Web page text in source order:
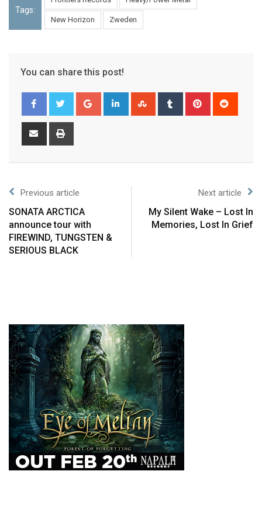
Tags:
New Horizon Zweden
You can share this post!
Previous article
SONATA ARCTICA
announce tour with
FIREWIND, TUNGSTEN &
SERIOUS BLACK
Next article
My Silent Wake – Lost In
Memories, Lost In Grief